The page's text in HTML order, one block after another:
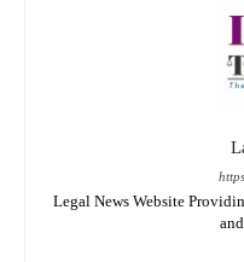
Legal News Website